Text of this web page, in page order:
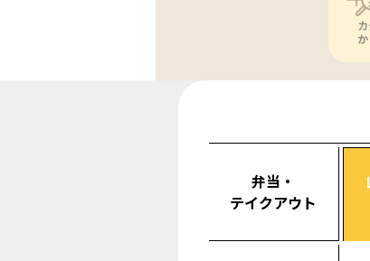
弁当・
テイクアウト